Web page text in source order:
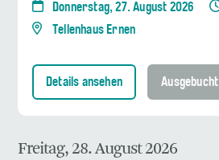
Donnerstag, 27. August 2026
Tellenhaus Ernen
Details ansehen Ausgebucht
Freitag, 28. August 2026